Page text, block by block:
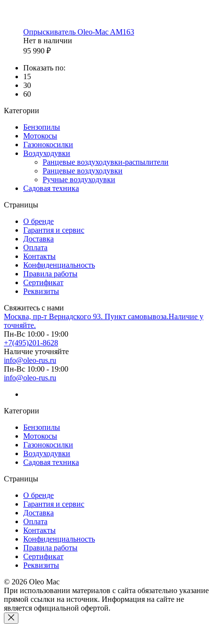
Опрыскиватель Oleo-Mac AM163
Нет в наличии
95 990
Показать по:
15
30
60
Категории
Бензопилы
Мотокосы
Газонокосилки
Воздуходувки
Ранцевые воздуходувки-распылители
Ранцевые воздуходувки
Ручные воздуходувки
Садовая техника
Страницы
О бренде
Гарантия и сервис
Доставка
Оплата
Контакты
Конфиденциальность
Правила работы
Сертификат
Реквизиты
Свяжитесь с нами
Москва, пр-т Вернадского 93. Пункт самовывоза.Наличие у
точняйте.
Пн-Вс 10:00 - 19:00
+7(495)201-8628
Наличие уточняйте
info@oleo-rus.ru
Пн-Вс 10:00 - 19:00
info@oleo-rus.ru
Категории
Бензопилы
Мотокосы
Газонокосилки
Воздуходувки
Садовая техника
Страницы
О бренде
Гарантия и сервис
Доставка
Оплата
Контакты
Конфиденциальность
Правила работы
Сертификат
Реквизиты
© 2026 Oleo Mac
При использовании материалов с сайта обязательно указание
прямой ссылки на источник. Информация на сайте не
является официальной офертой.